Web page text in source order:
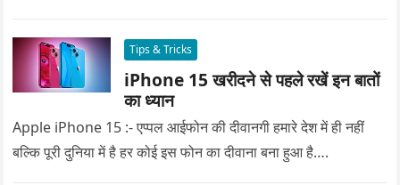
Tips & Tricks
iPhone 15 खरीदने से पहले रखें इन बातों
का ध्यान
Apple iPhone 15 :- एप्पल आईफोन की दीवानगी हमारे देश में ही नहीं
बल्कि पूरी दुनिया में है हर कोई इस फोन का दीवाना बना हुआ है….